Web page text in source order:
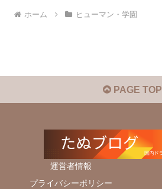
ホーム ヒューマン・学園
PAGE TOP
運営者情報
プライバシーポリシー